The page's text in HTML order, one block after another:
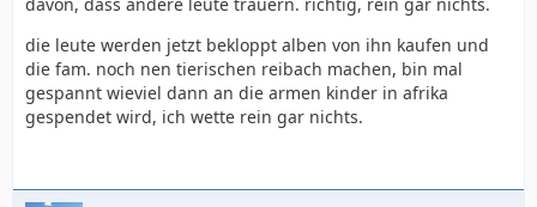
die leute werden jetzt bekloppt alben von ihn kaufen und
die fam. noch nen tierischen reibach machen, bin mal
gespannt wieviel dann an die armen kinder in afrika
gespendet wird, ich wette rein gar nichts.